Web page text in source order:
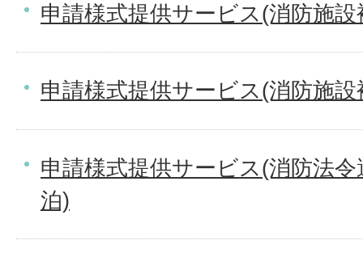
申請様式提供サービス(消防施
申請様式提供サービス(消防施
申請様式提供サービス(消防法
泊)